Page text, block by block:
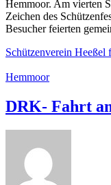
Hemmoor. Am vierten
Zeichen des
Besucher feierten
Schützenverein Heeßel
Hemmoor
DRK- Fahrt